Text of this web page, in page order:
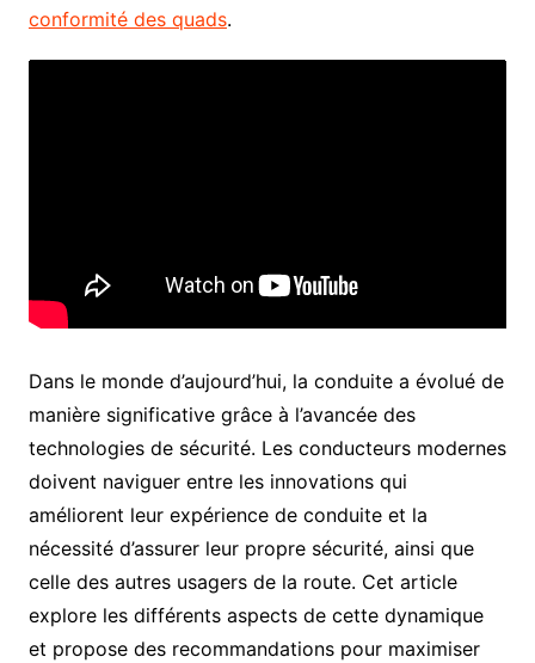
conformité des quads.
Dans le monde d’aujourd’hui, la conduite a évolué de
manière significative grâce à l’avancée des
technologies de sécurité. Les conducteurs modernes
doivent naviguer entre les innovations qui
améliorent leur expérience de conduite et la
nécessité d’assurer leur propre sécurité, ainsi que
celle des autres usagers de la route. Cet article
explore les différents aspects de cette dynamique
et propose des recommandations pour maximiser